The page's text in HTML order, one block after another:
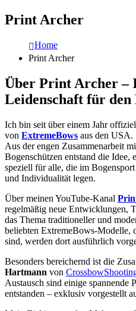
Print Archer
Home
Print Archer
Über Print Archer –
Leidenschaft für den
Ich bin seit über einem Jahr
von ExtremeBows aus den USA.
Aus der engen Zusammenarbeit
Bogenschützen entstand die
speziell für alle, die im
und Individualität legen.
Über meinen YouTube-Kanal
regelmäßig neue Entwicklungen,
das Thema traditioneller und
beliebten ExtremeBows-Modelle,
sind, werden dort ausführlich
Besonders bereichernd ist die
Hartmann von
Austausch sind einige spannende
entstanden – exklusiv vorgestellt